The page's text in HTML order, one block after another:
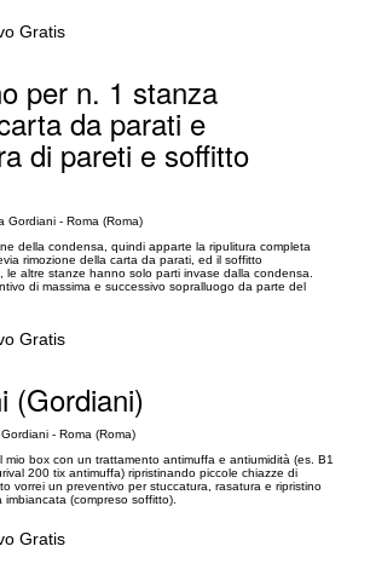
Gratis
per n. 1 stanza
da parati e
di pareti e soffitto
Gordiani - Roma (Roma)
della condensa, quindi apparte la ripulitura completa
rimozione della carta da parati, ed il soffitto
le altre stanze hanno solo parti invase dalla condensa.
di massima e successivo sopralluogo da parte del
Gratis
(Gordiani)
- Roma (Roma)
mio box con un trattamento antimuffa e antiumidità (es. B1
200 tix antimuffa) ripristinando piccole chiazze di
vorrei un preventivo per stuccatura, rasatura e ripristino
(compreso soffitto).
Gratis